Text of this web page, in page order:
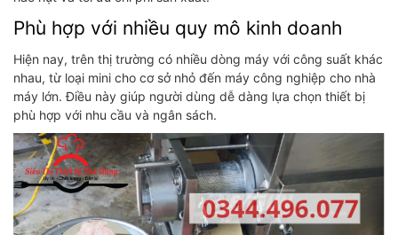
Phù hợp với nhiều quy mô kinh doanh
Hiện nay, trên thị trường có nhiều dòng máy với công suất khác
nhau, từ loại mini cho cơ sở nhỏ đến máy công nghiệp cho nhà
máy lớn. Điều này giúp người dùng dễ dàng lựa chọn thiết bị
phù hợp với nhu cầu và ngân sách.